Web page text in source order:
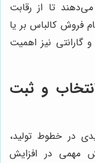
تا از رقابت
فروش کالباس بر یا
نیز اهمیت
و ثبت
در خطوط تولید،
مهمی در افزایش